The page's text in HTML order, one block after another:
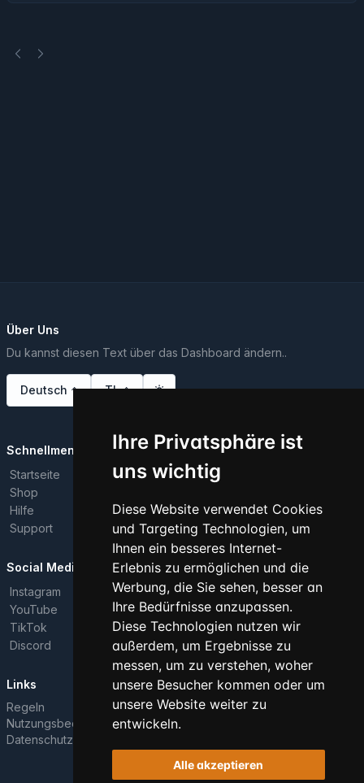
Ihre Privatsphäre ist
uns wichtig
Diese Website verwendet Cookies
und Targeting Technologien, um
Ihnen ein besseres Internet-
Erlebnis zu ermöglichen und die
Werbung, die Sie sehen, besser an
Ihre Bedürfnisse anzupassen.
Diese Technologien nutzen wir
außerdem, um Ergebnisse zu
messen, um zu verstehen, woher
unsere Besucher kommen oder um
unsere Website weiter zu
entwickeln.
Alle akzeptieren
Über Uns
Du kannst diesen Text über das Dashboard ändern..
Deutsch TL
Schnellmenü
Startseite
Shop
Hilfe
Support
Social Media
Instagram
YouTube
TikTok
Discord
Links
Regeln
Nutzungsbedingungen
Datenschutzrichtlinie